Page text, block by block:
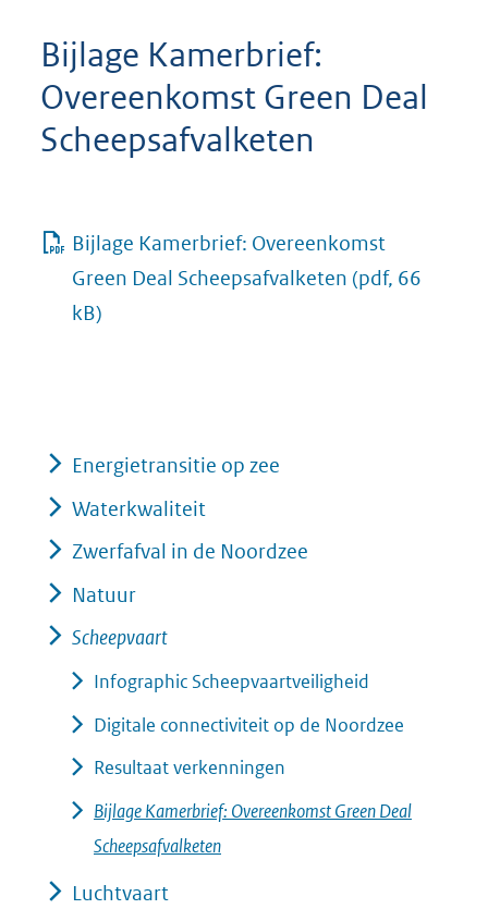
Bijlage Kamerbrief:
Overeenkomst Green Deal
Scheepsafvalketen
Bijlage Kamerbrief: Overeenkomst
Green Deal Scheepsafvalketen (pdf, 66
kB)
Energietransitie op zee
Waterkwaliteit
Zwerfafval in de Noordzee
Natuur
Scheepvaart
Infographic Scheepvaartveiligheid
Digitale connectiviteit op de Noordzee
Resultaat verkenningen
Bijlage Kamerbrief: Overeenkomst Green Deal
Scheepsafvalketen
Luchtvaart